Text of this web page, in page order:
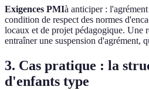
Exigences PMIà anticiper :
condition de respect des normes
locaux et de projet pédagogique. Une
entraîner une suspension d'agrément,
3. Cas pratique : la
d'enfants type